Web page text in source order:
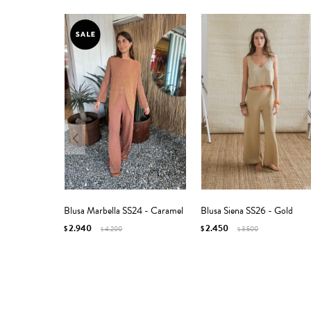
Blusa Marbella SS24 - Caramel
$2.940 $4.200
Blusa Siena SS26 - Gold
$2.450 $3.500